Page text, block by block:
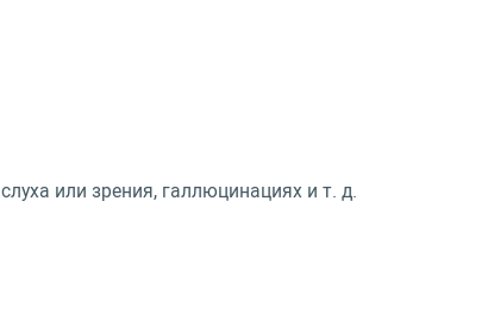
или зрения, галлюцинациях и т. д.